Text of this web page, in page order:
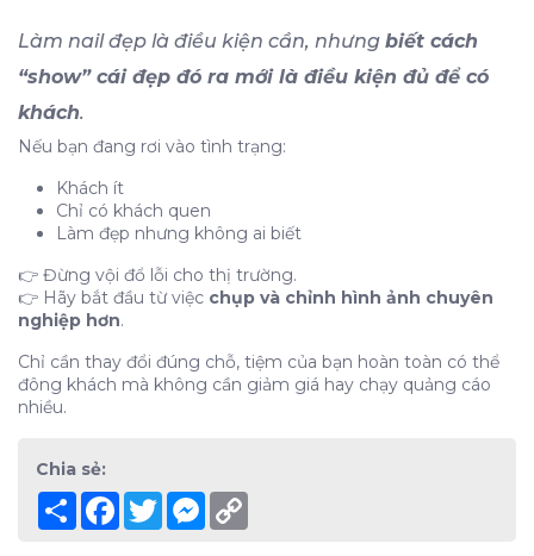
Làm nail đẹp là điều kiện cần, nhưng biết cách
“show” cái đẹp đó ra mới là điều kiện đủ để có
khách.
Nếu bạn đang rơi vào tình trạng:
Khách ít
Chỉ có khách quen
Làm đẹp nhưng không ai biết
👉 Đừng vội đổ lỗi cho thị trường.
👉 Hãy bắt đầu từ việc chụp và chỉnh hình ảnh chuyên
nghiệp hơn.
Chỉ cần thay đổi đúng chỗ, tiệm của bạn hoàn toàn có thể
đông khách mà không cần giảm giá hay chạy quảng cáo
nhiều.
Chia sẻ:
Share Facebook
TwitterMessenger